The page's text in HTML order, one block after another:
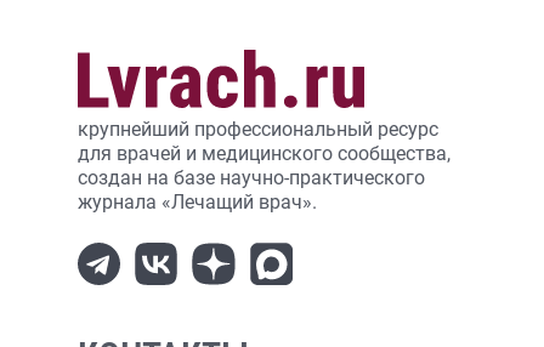
крупнейший профессиональный ресурс
для врачей и медицинского сообщества,
создан на базе научно-практического
журнала «Лечащий врач».